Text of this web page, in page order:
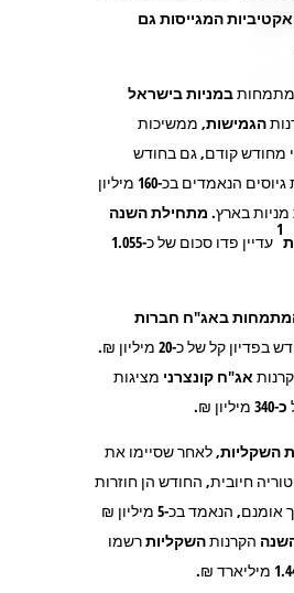
המגייסות גם
במניות בישראל
הגמישות, ממשיכות
מחודש קודם, גם בחודש
גיוסים הנאמדים בכ-160 מיליון
בארץ. מתחילת השנה
1
עדיין פדו סכום של כ-1.055
באג"ח חברות
בפדיון קל של כ-20 מיליון ₪.
קרנות אג"ח קונצרני מציגות
כ-340 מיליון ₪.
השקליות, לאחר שסיימו את
חיובית, החודש הן חוזרות
אומנם, הנאמד בכ-5 מיליון ₪
הקרנותהשקליותרשמו
מיליארד ₪.